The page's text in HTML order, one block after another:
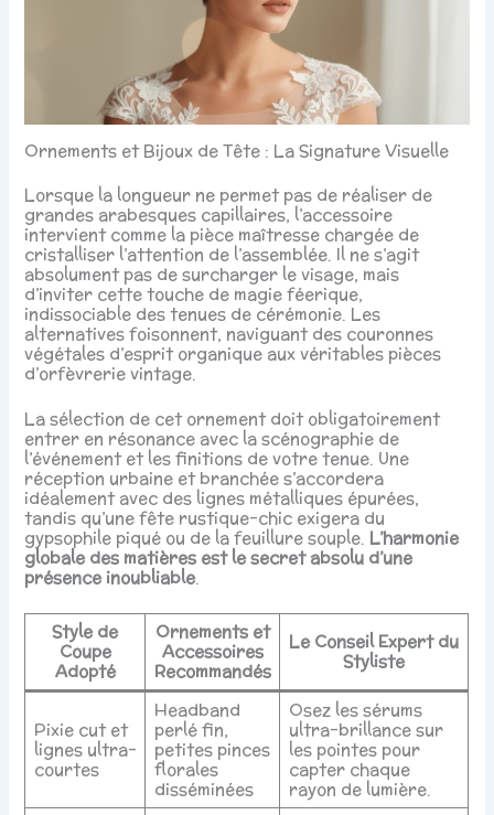
Ornements et Bijoux de Tête : La Signature Visuelle
Lorsque la longueur ne permet pas de réaliser de
grandes arabesques capillaires, l’accessoire
intervient comme la pièce maîtresse chargée de
cristalliser l’attention de l’assemblée. Il ne s’agit
absolument pas de surcharger le visage, mais
d’inviter cette touche de magie féerique,
indissociable des tenues de cérémonie. Les
alternatives foisonnent, naviguant des couronnes
végétales d’esprit organique aux véritables pièces
d’orfèvrerie vintage.
La sélection de cet ornement doit obligatoirement
entrer en résonance avec la scénographie de
l’événement et les finitions de votre tenue. Une
réception urbaine et branchée s’accordera
idéalement avec des lignes métalliques épurées,
tandis qu’une fête rustique-chic exigera du
gypsophile piqué ou de la feuillure souple. L’harmonie
globale des matières est le secret absolu d’une
présence inoubliable.
Style de
Coupe
Adopté
Ornements et
Accessoires
Recommandés
Le Conseil Expert du
Styliste
Pixie cut et
lignes ultra-
courtes
Headband
perlé fin,
petites pinces
florales
disséminées
Osez les sérums
ultra-brillance sur
les pointes pour
capter chaque
rayon de lumière.